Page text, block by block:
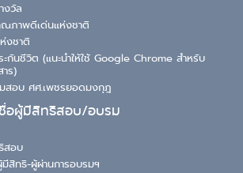
งวัล
ภาพดีเด่นแห่งชาติ
งชาติ
ะกันชีวิต (แนะนำให้ใช้ Google Chrome สำหรับ
ร)
มสอบ ศศ.เพชรยอดมงกุฎ
อผู้มีสิทธิสอบ/อบรม
สอบ
มีสิทธิ-ผู้ผ่านการอบรมฯ